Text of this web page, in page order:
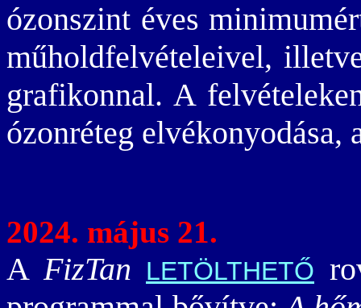
ózonszint éves
műholdfelvételeivel,
grafikonnal. A
ózonréteg elvékonyodása,
2024. május 21.
AFizTan LETÖLTHETŐ